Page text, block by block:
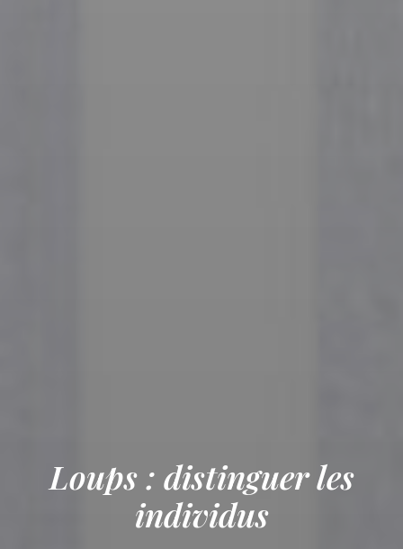
Loups : distinguer les
individus